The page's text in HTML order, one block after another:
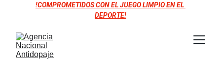
!COMPROMETIDOS CON EL JUEGO LIMPIO EN EL
DEPORTE!